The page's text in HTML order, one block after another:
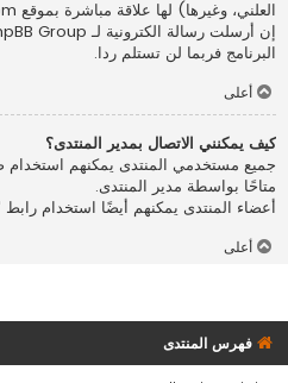
البرنامج فربما لن تستلم ردا.
أعلى
كيف يمكنني الاتصال بمدير المنتدى؟
جميع مستخدمي المنتدى يمكنهم استخدام
متاحًا بواسطة مدير المنتدى.
أعضاء المنتدى يمكنهم أيضًا استخدام
أعلى
فهرس المنتدى